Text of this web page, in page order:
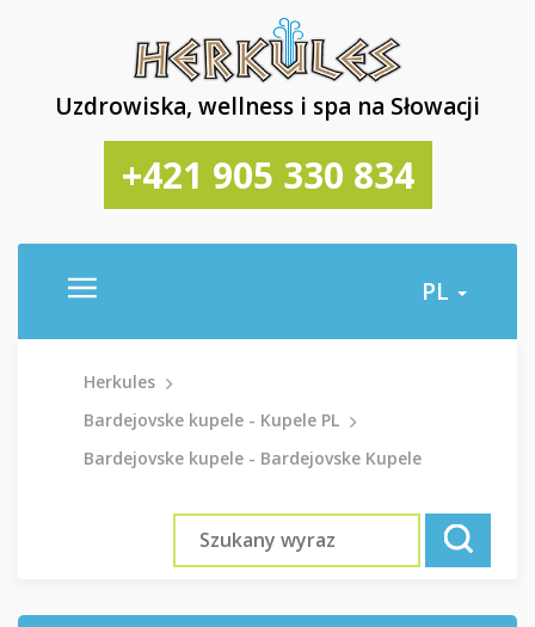
Uzdrowiska, wellness i spa na Słowacji
+421 905 330 834
PL
Herkules
Bardejovske kupele - Kupele PL
Bardejovske kupele - Bardejovske Kupele